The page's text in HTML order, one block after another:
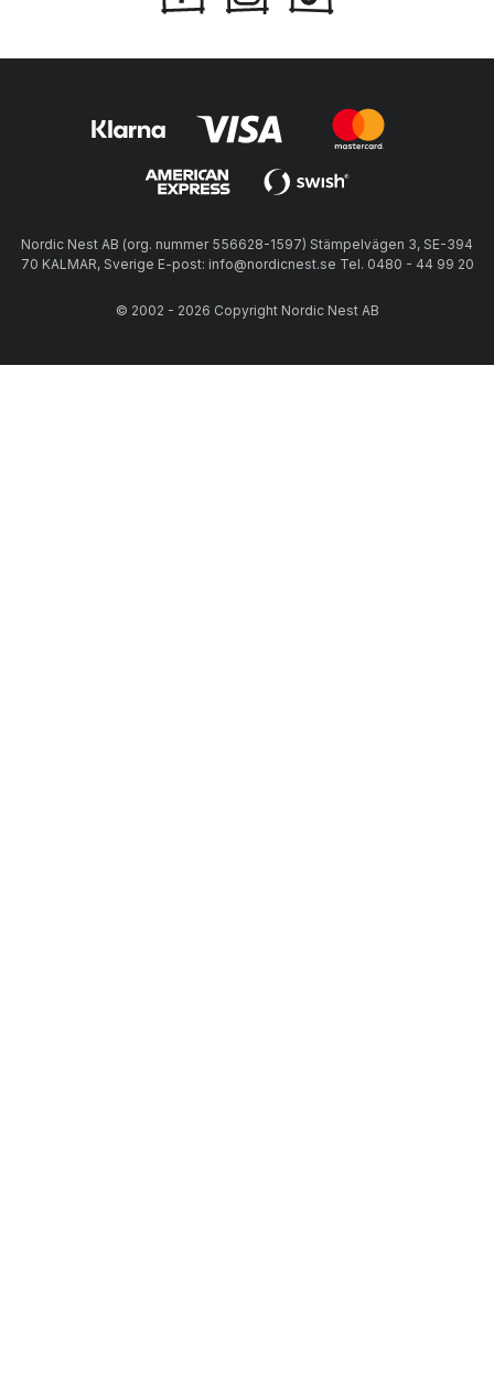
Nordic Nest AB (org. nummer 556628-1597) Stämpelvägen 3, SE-394
70 KALMAR, Sverige E-post: info@nordicnest.se Tel. 0480 - 44 99 20
© 2002 - 2026 Copyright Nordic Nest AB